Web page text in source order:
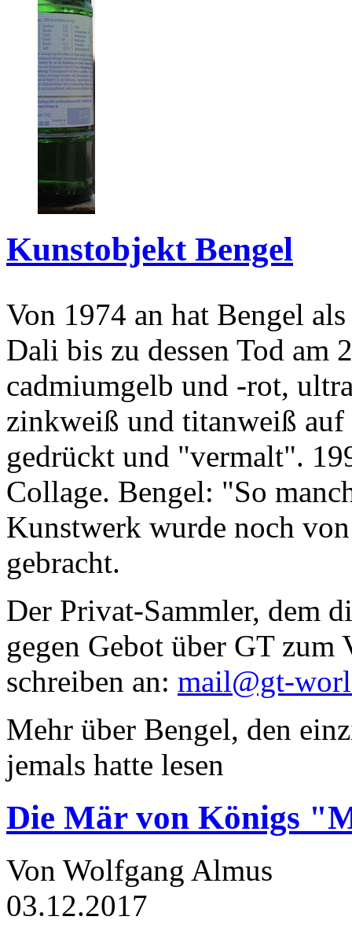
Kunstobjekt Bengel
Von 1974 an hat Bengel
Dali bis zu dessen Tod am
cadmiumgelb und -rot,
zinkweiß und titanweiß
gedrückt und "vermalt".
Collage. Bengel: "So
Kunstwerk wurde noch
gebracht.
Der Privat-Sammler, dem
gegen Gebot über GT zum
schreiben an: mail@gt-
Mehr über Bengel, den
jemals hatte lesen
Die Mär von Königs
Von Wolfgang Almus
03.12.2017